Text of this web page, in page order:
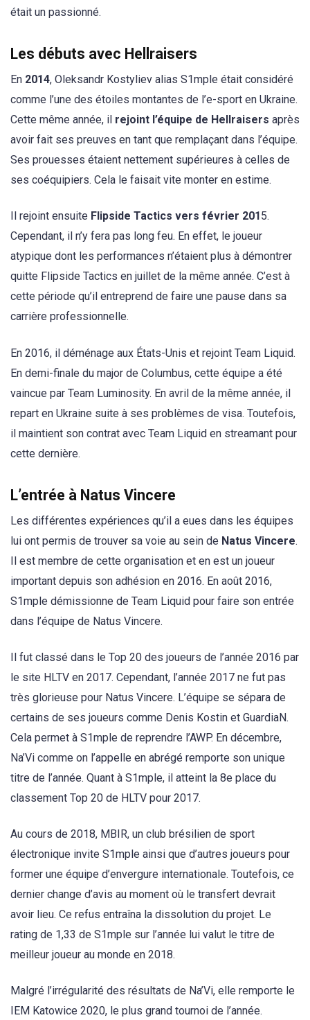
était un passionné.
Les débuts avec Hellraisers
En 2014, Oleksandr Kostyliev alias S1mple était considéré
comme l’une des étoiles montantes de l’e-sport en Ukraine.
Cette même année, il rejoint l’équipe de Hellraisers après
avoir fait ses preuves en tant que remplaçant dans l’équipe.
Ses prouesses étaient nettement supérieures à celles de
ses coéquipiers. Cela le faisait vite monter en estime.
Il rejoint ensuite Flipside Tactics vers février 201 5.
Cependant, il n’y fera pas long feu. En effet, le joueur
atypique dont les performances n’étaient plus à démontrer
quitte Flipside Tactics en juillet de la même année. C’est à
cette période qu’il entreprend de faire une pause dans sa
carrière professionnelle.
En 2016, il déménage aux États-Unis et rejoint Team Liquid.
En demi-finale du major de Columbus, cette équipe a été
vaincue par Team Luminosity. En avril de la même année, il
repart en Ukraine suite à ses problèmes de visa. Toutefois,
il maintient son contrat avec Team Liquid en streamant pour
cette dernière.
L’entrée à Natus Vincere
Les différentes expériences qu’il a eues dans les équipes
lui ont permis de trouver sa voie au sein de Natus Vincere.
Il est membre de cette organisation et en est un joueur
important depuis son adhésion en 2016. En août 2016,
S1mple démissionne de Team Liquid pour faire son entrée
dans l’équipe de Natus Vincere.
Il fut classé dans le Top 20 des joueurs de l’année 2016 par
le site HLTV en 2017. Cependant, l’année 2017 ne fut pas
très glorieuse pour Natus Vincere. L’équipe se sépara de
certains de ses joueurs comme Denis Kostin et GuardiaN.
Cela permet à S1mple de reprendre l’AWP. En décembre,
Na’Vi comme on l’appelle en abrégé remporte son unique
titre de l’année. Quant à S1mple, il atteint la 8e place du
classement Top 20 de HLTV pour 2017.
Au cours de 2018, MBIR, un club brésilien de sport
électronique invite S1mple ainsi que d’autres joueurs pour
former une équipe d’envergure internationale. Toutefois, ce
dernier change d’avis au moment où le transfert devrait
avoir lieu. Ce refus entraîna la dissolution du projet. Le
rating de 1,33 de S1mple sur l’année lui valut le titre de
meilleur joueur au monde en 2018.
Malgré l’irrégularité des résultats de Na’Vi, elle remporte le
IEM Katowice 2020, le plus grand tournoi de l’année.